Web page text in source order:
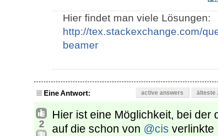
Hier findet man viele Lösungen:
http://tex.stackexchange.com/
beamer
Eine Antwort: active answers älteste
2
Hier ist eine Möglichkeit, bei der
auf die schon von @cis verlinkte